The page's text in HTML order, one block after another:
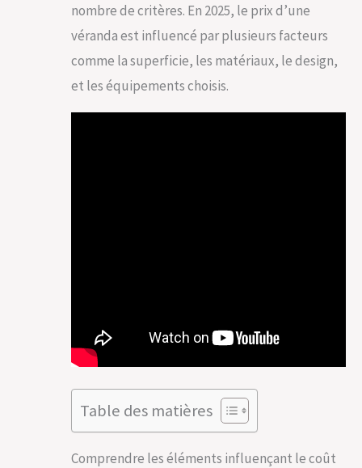
nombre de critères. En 2025, le prix d’une
véranda est influencé par plusieurs facteurs
comme la superficie, les matériaux, le design,
et les équipements choisis.
Table des matières
Comprendre les éléments influençant le coût